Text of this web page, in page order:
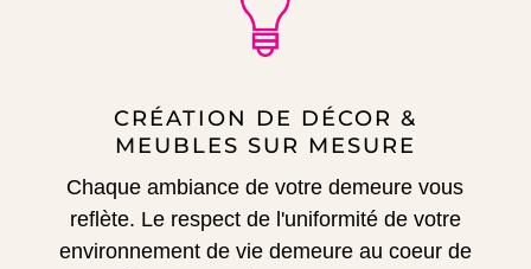
CRÉATION DE DÉCOR &
MEUBLES SUR MESURE
Chaque ambiance de votre demeure vous
reflète. Le respect de l'uniformité de votre
environnement de vie demeure au coeur de